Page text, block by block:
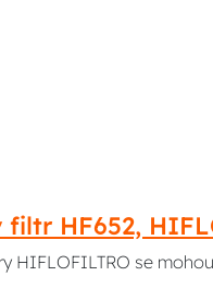
filtr HF652,
HIFLOFILTRO se